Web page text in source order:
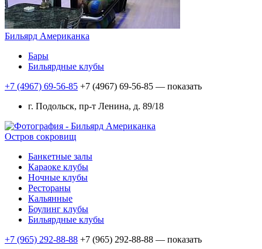
Бильярд Американка
Бары
Бильярдные клубы
+7 (4967) 69-56-85 +7 (4967) 69-56-85 — показать
г. Подольск, пр-т Ленина, д. 89/18
Остров сокровищ
Банкетные залы
Караоке клубы
Ночные клубы
Рестораны
Кальянные
Боулинг клубы
Бильярдные клубы
+7 (965) 292-88-88 +7 (965) 292-88-88 — показать